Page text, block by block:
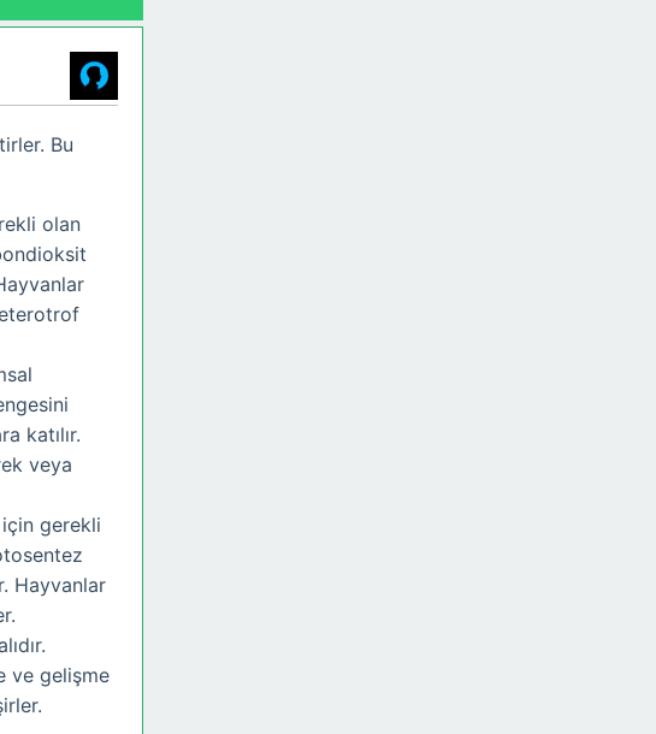
Bu
olan
katılır.
veya
gerekli
Hayvanlar
ve gelişme